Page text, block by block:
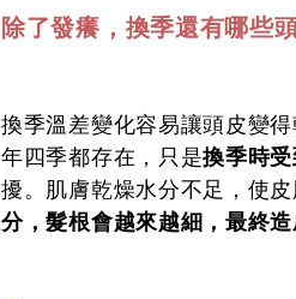
除了發癢，換季還有哪些
換季溫差變化容易讓頭皮變
年四季都存在，只是換季時
擾。肌膚乾燥水分不足，使
分，髮根會越來越細，最終